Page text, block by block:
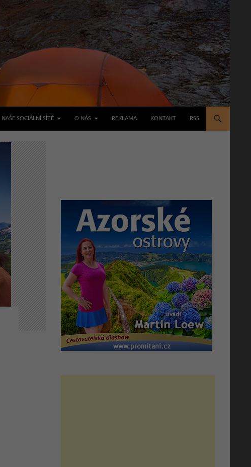
NAŠE SOCIÁLNÍ SÍTĚ O NÁS REKLAMA KONTAKT RSS